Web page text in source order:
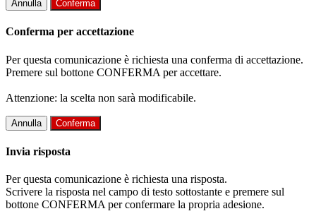
Annulla Conferma
Conferma per accettazione
Per questa comunicazione è richiesta una conferma di accettazione.
Premere sul bottone CONFERMA per accettare.
Attenzione: la scelta non sarà modificabile.
Annulla Conferma
Invia risposta
Per questa comunicazione è richiesta una risposta.
Scrivere la risposta nel campo di testo sottostante e premere sul
bottone CONFERMA per confermare la propria adesione.